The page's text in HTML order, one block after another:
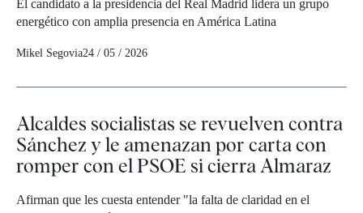
El candidato a la presidencia del Real Madrid lidera un grupo
energético con amplia presencia en América Latina
Mikel Segovia24 / 05 / 2026
Alcaldes socialistas se revuelven contra
Sánchez y le amenazan por carta con
romper con el PSOE si cierra Almaraz
Afirman que les cuesta entender "la falta de claridad en el